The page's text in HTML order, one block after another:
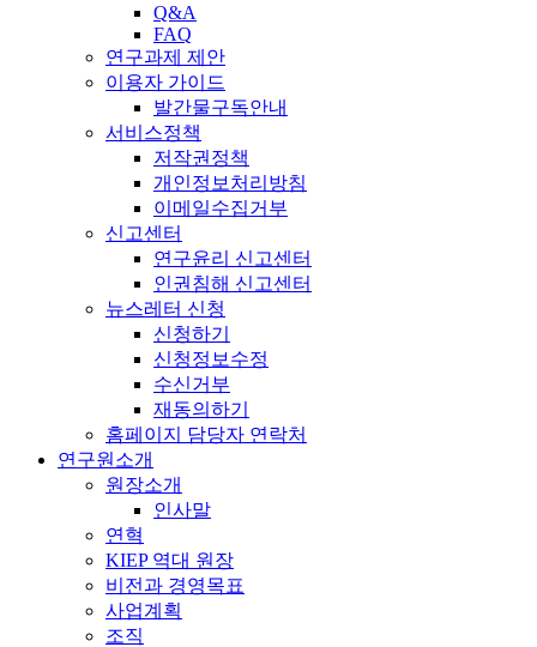
Q&A
FAQ
연구과제 제안
이용자 가이드
발간물구독안내
서비스정책
저작권정책
개인정보처리방침
이메일수집거부
신고센터
연구윤리 신고센터
인권침해 신고센터
뉴스레터 신청
신청하기
신청정보수정
수신거부
재동의하기
홈페이지 담당자 연락처
연구원소개
원장소개
인사말
연혁
KIEP 역대 원장
비전과 경영목표
사업계획
조직